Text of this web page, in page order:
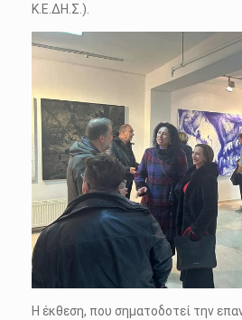
Κ.Ε.ΔΗ.Σ.).
Η έκθεση, που σηματοδοτεί την